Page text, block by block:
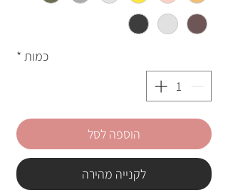
כמות *
הוספה לסל
לקנייה מהירה